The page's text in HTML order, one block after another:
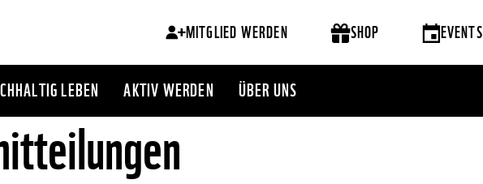
MITGLIED WERDEN SHOP EVENTS
LEBEN AKTIV WERDEN ÜBER UNS